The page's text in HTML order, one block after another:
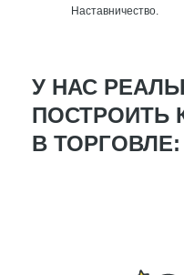
Наставничество.
У НАС
ПОСТРОИТЬ
В ТОРГОВЛЕ: